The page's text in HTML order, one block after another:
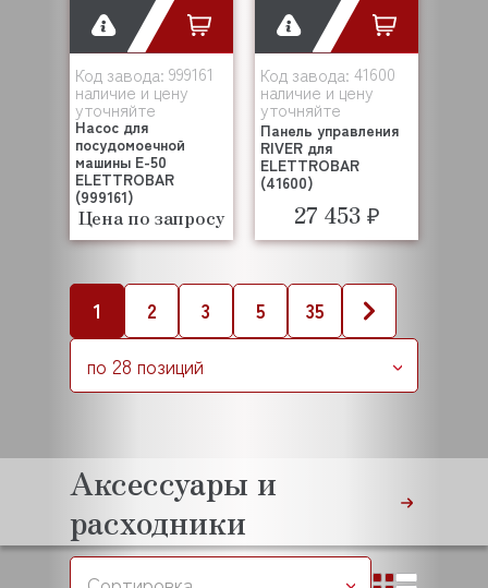
Код завода: 999161
наличие и цену
уточняйте
Насос для
посудомоечной
машины E-50
ELETTROBAR
(999161)
Цена по запросу
Код завода: 41600
наличие и цену
уточняйте
Панель управления
RIVER для
ELETTROBAR
(41600)
27 453 ₽
1 2 3 5
35
по 28 позиций
Аксессуары и
расходники